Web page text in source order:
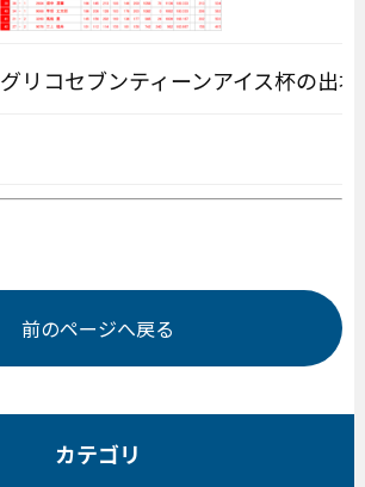
グリコセブンティーンアイス杯の出
前のページへ戻る
カテゴリ